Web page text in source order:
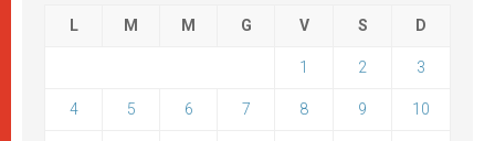
L M M G V S D
1 2 3
4 5 6 7 8 9 10